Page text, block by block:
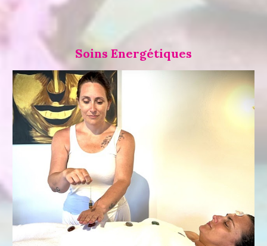
Soins Energétiques